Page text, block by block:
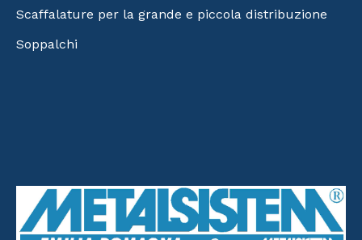
Scaffalature per la grande e piccola distribuzione
Soppalchi